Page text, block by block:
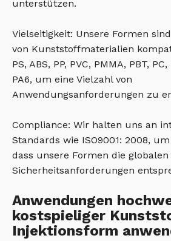
unterstützen.
Vielseitigkeit: Unsere Formen
von Kunststoffmaterialien
PS, ABS, PP, PVC, PMMA, PBT,
PA6, um eine Vielzahl von
Anwendungsanforderungen zu
Compliance: Wir halten uns an
Standards wie ISO9001: 2008,
dass unsere Formen die
Sicherheitsanforderungen
Anwendungen
kostspieliger
Injektionsform